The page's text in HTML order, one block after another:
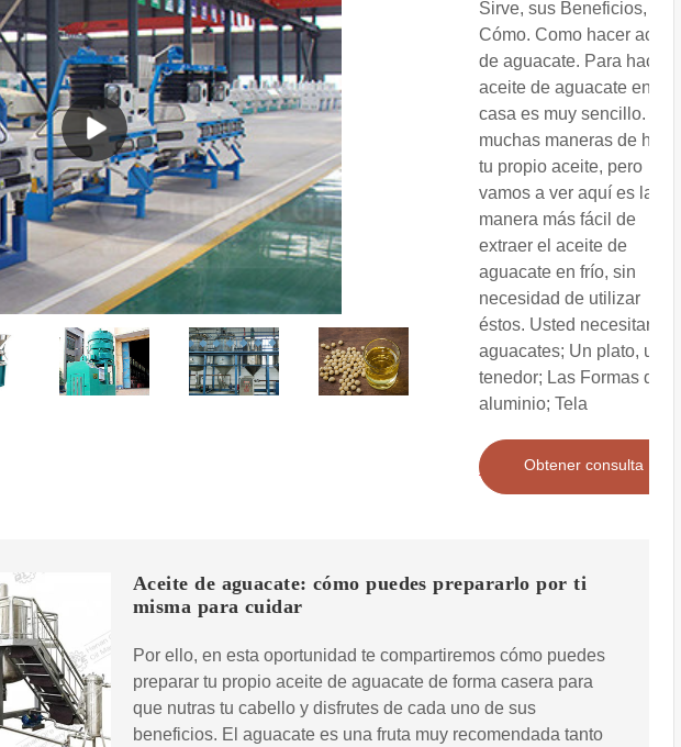
Sirve, sus Beneficios,
Cómo. Como hacer aceite
de aguacate. Para hacer el
aceite de aguacate en
casa es muy sencillo. Hay
muchas maneras de hacer
tu propio aceite, pero
vamos a ver aquí es la
manera más fácil de
extraer el aceite de
aguacate en frío, sin
necesidad de utilizar
éstos. Usted necesitará: 2
aguacates; Un plato, un
tenedor; Las Formas de
aluminio; Tela
Obtener consulta
Aceite de aguacate: cómo puedes prepararlo por ti
misma para cuidar
Por ello, en esta oportunidad te compartiremos cómo puedes
preparar tu propio aceite de aguacate de forma casera para
que nutras tu cabello y disfrutes de cada uno de sus
beneficios. El aguacate es una fruta muy recomendada tanto